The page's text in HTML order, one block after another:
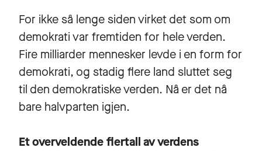
For ikke så lenge siden virket det som om
demokrati var fremtiden for hele verden.
Fire milliarder mennesker levde i en form for
demokrati, og stadig flere land sluttet seg
til den demokratiske verden. Nå er det nå
bare halvparten igjen.
Et overveldende flertall av verdens